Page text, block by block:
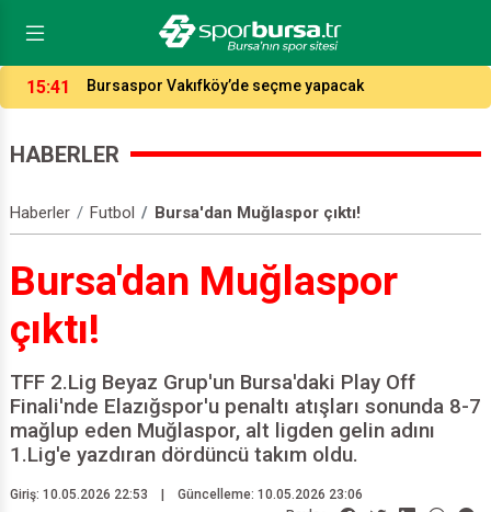
14:04
Potada fikstür çekildi, işte Bursaspor ve Tofaş’ın
HABERLER
Bursa'dan Muğlaspor çıktı!
Bursa'dan Muğlaspor
çıktı!
TFF 2.Lig Beyaz Grup'un Bursa'daki Play Off
Finali'nde Elazığspor'u penaltı atışları sonunda 8-7
mağlup eden Muğlaspor, alt ligden gelin adını
1.Lig'e yazdıran dördüncü takım oldu.
Güncelleme: 10.05.2026 23:06